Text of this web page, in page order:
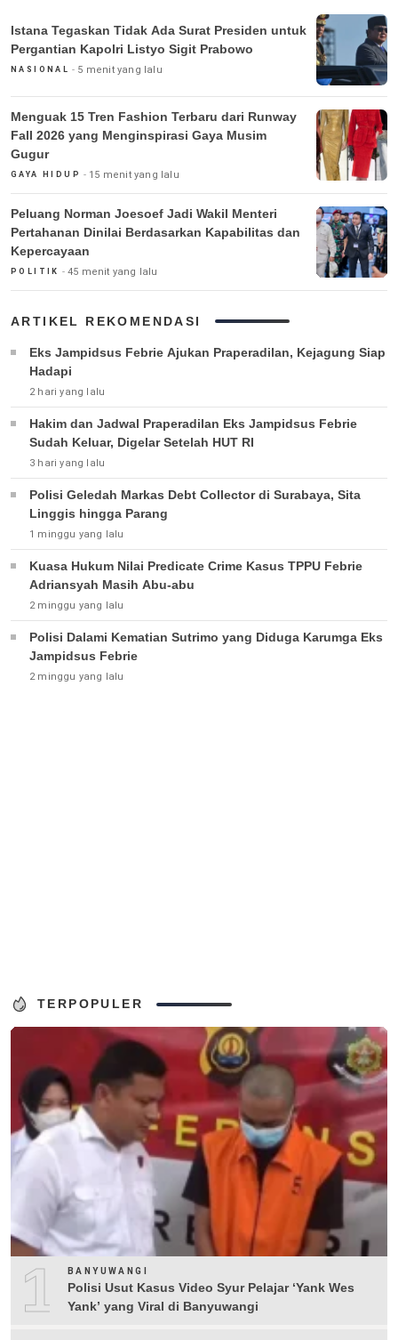
Istana Tegaskan Tidak Ada Surat Presiden untuk
Pergantian Kapolri Listyo Sigit Prabowo
NASIONAL 5 menit yang lalu
Menguak 15 Tren Fashion Terbaru dari Runway
Fall 2026 yang Menginspirasi Gaya Musim
Gugur
GAYA HIDUP 15 menit yang lalu
Peluang Norman Joesoef Jadi Wakil Menteri
Pertahanan Dinilai Berdasarkan Kapabilitas dan
Kepercayaan
POLITIK 45 menit yang lalu
ARTIKEL REKOMENDASI
Eks Jampidsus Febrie Ajukan Praperadilan, Kejagung Siap
Hadapi
2 hari yang lalu
Hakim dan Jadwal Praperadilan Eks Jampidsus Febrie
Sudah Keluar, Digelar Setelah HUT RI
3 hari yang lalu
Polisi Geledah Markas Debt Collector di Surabaya, Sita
Linggis hingga Parang
1 minggu yang lalu
Kuasa Hukum Nilai Predicate Crime Kasus TPPU Febrie
Adriansyah Masih Abu-abu
2 minggu yang lalu
Polisi Dalami Kematian Sutrimo yang Diduga Karumga Eks
Jampidsus Febrie
2 minggu yang lalu
TERPOPULER
1 BANYUWANGI
Polisi Usut Kasus Video Syur Pelajar ‘Yank Wes
Yank’ yang Viral di Banyuwangi